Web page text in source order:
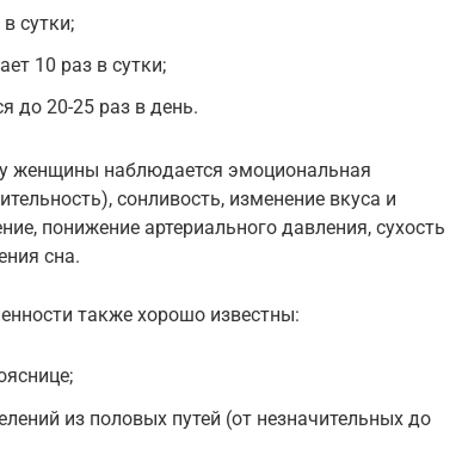
сутки;
10 раз в сутки;
до 20-25 раз в день.
женщины наблюдается эмоциональная
сонливость, изменение вкуса и
понижение артериального давления, сухость
сна.
также хорошо известны:
из половых путей (от незначительных до